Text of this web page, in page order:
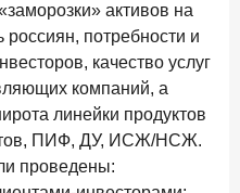
контакт-центров в
банки учатся
активов на
россиян, потребности и
качество услуг
компаний, а
линейки продуктов
ПИФ, ДУ, ИСЖ/НСЖ.
проведены: